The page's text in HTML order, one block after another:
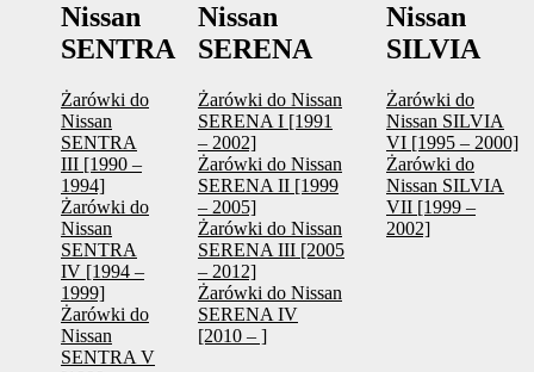
Nissan
SENTRA
Żarówki do
Nissan
SENTRA
III [1990 –
1994]
Żarówki do
Nissan
SENTRA
IV [1994 –
1999]
Żarówki do
Nissan
SENTRA V
Nissan
SERENA
Żarówki do Nissan
SERENA I [1991
– 2002]
Żarówki do Nissan
SERENA II [1999
– 2005]
Żarówki do Nissan
SERENA III [2005
– 2012]
Żarówki do Nissan
SERENA IV
[2010 – ]
Nissan
SILVIA
Żarówki do
Nissan SILVIA
VI [1995 – 2000]
Żarówki do
Nissan SILVIA
VII [1999 –
2002]